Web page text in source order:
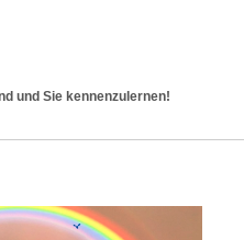
und Sie kennenzulernen!